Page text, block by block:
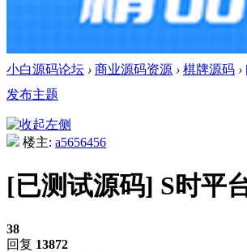
小白源码论坛 › 商业源码资源 › 棋牌源码 ›
发布主题
楼主: a5656456
[已测试源码] S时平
38
回复 13872